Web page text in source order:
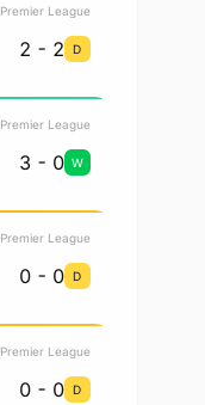
Premier League
2 - 2 D
Premier League
3 - 0 W
Premier League
0 - 0 D
Premier League
0 - 0 D